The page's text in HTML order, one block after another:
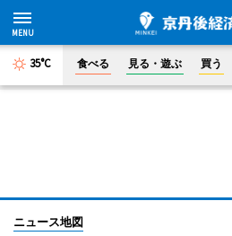
35°C 食べる 見る・遊ぶ 買う
ニュース地図